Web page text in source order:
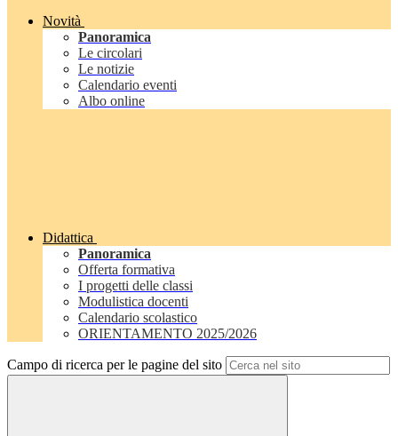
Novità
Panoramica
Le circolari
Le notizie
Calendario eventi
Albo online
Didattica
Panoramica
Offerta formativa
I progetti delle classi
Modulistica docenti
Calendario scolastico
ORIENTAMENTO 2025/2026
Campo di ricerca per le pagine del sito